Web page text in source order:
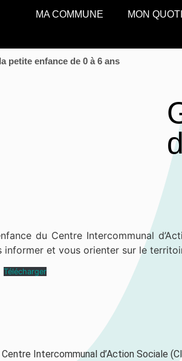
MA COMMUNE MON
petite enfance de 0 à 6 ans
du Centre Intercommunal
informer et vous orienter sur le
Télécharger
Intercommunal d’Action Sociale